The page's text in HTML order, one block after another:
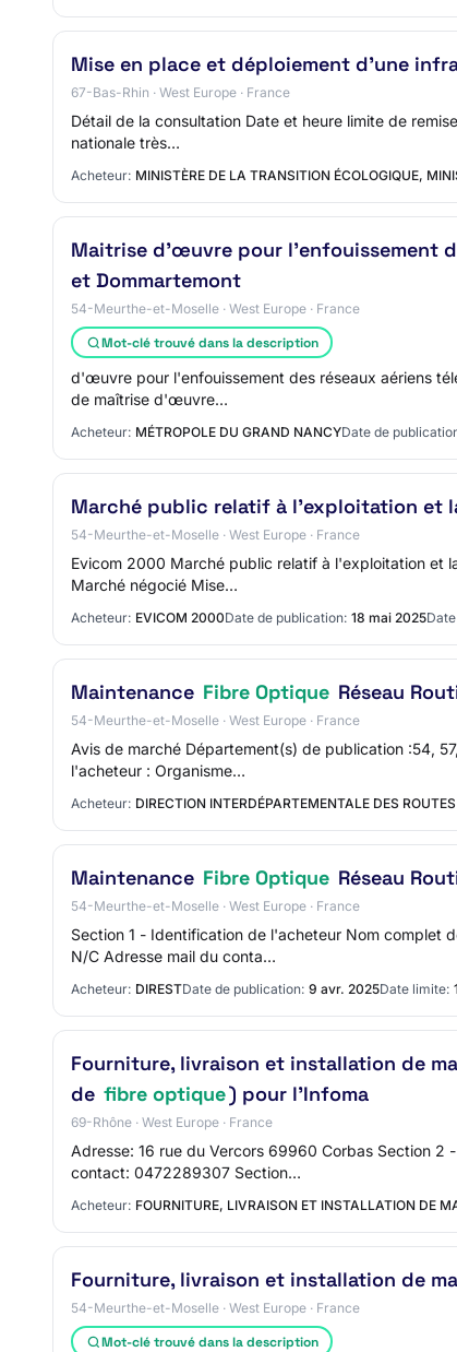
Mise en place et déploiement d’une
67-Bas-Rhin · West Europe · France
Détail de la consultation Date et heure limite de
nationale très…
Acheteur: MINISTÈRE DE LA TRANSITION ÉCOLOGIQUE,
Maitrise d'œuvre pour l'enfouissement
et Dommartemont
54-Meurthe-et-Moselle · West Europe · France
Mot-clé trouvé dans la description
d'œuvre pour l'enfouissement des réseaux aériens
de maîtrise d'œuvre…
Acheteur: MÉTROPOLE DU GRAND NANCYDate de
Marché public relatif à l'exploitation et
54-Meurthe-et-Moselle · West Europe · France
Evicom 2000 Marché public relatif à l'exploitation et
Marché négocié Mise…
Acheteur: EVICOM 2000Date de publication: 18 mai 2025
Maintenance Fibre Optique Réseau
54-Meurthe-et-Moselle · West Europe · France
Avis de marché Département(s) de publication :54,
l'acheteur : Organisme…
Acheteur: DIRECTION INTERDÉPARTEMENTALE DES
Maintenance Fibre Optique Réseau
54-Meurthe-et-Moselle · West Europe · France
Section 1 - Identification de l'acheteur Nom complet
N/C Adresse mail du conta…
Acheteur: DIRESTDate de publication: 9 avr. 2025Date limite:
Fourniture, livraison et installation de
de fibre optique) pour l'Infoma
69-Rhône · West Europe · France
Adresse: 16 rue du Vercors 69960 Corbas Section 2
contact: 0472289307 Section…
Acheteur: FOURNITURE, LIVRAISON ET INSTALLATION DE
Fourniture, livraison et installation de
54-Meurthe-et-Moselle · West Europe · France
Mot-clé trouvé dans la description